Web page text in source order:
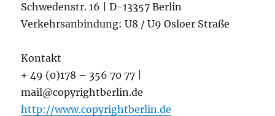
Schwedenstr. 16 | D-13357 Berlin
Verkehrsanbindung: U8 / U9 Osloer Straße
Kontakt
+ 49 (0)178 – 356 70 77 |
mail@copyrightberlin.de
http://www.copyrightberlin.de